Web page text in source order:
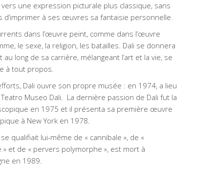
une expression picturale plus classique, sans
d’imprimer à ses œuvres sa fantaisie personnelle.
dans l’œuvre peint, comme dans l’œuvre
le sexe, la religion, les batailles. Dali se donnera
long de sa carrière, mélangeant l’art et la vie, se
à tout propos.
Dali ouvre son propre musée : en 1974, a lieu
Teatro Museo Dali. La dernière passion de Dali fut la
en 1975 et il présenta sa première œuvre
à New York en 1978.
qualifiait lui-même de « cannibale », de «
» et de « pervers polymorphe », est mort à
en 1989.